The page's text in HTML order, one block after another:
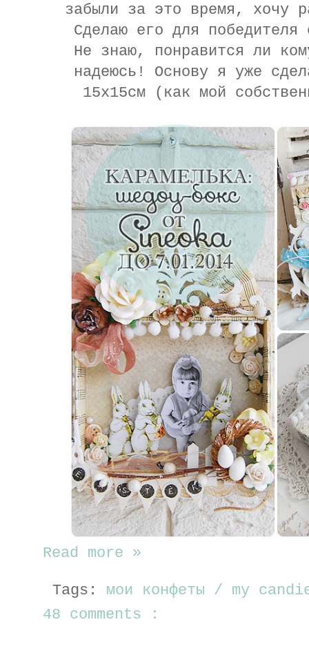
забыли за это время, хочу
Сделаю его для
Не знаю, понравится ли
надеюсь! Основу я уже
15х15см (как мой
Read more »
Tags: мои конфеты / my
48 comments :